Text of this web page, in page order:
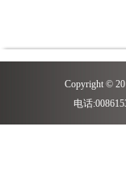
Copyright ©
电话